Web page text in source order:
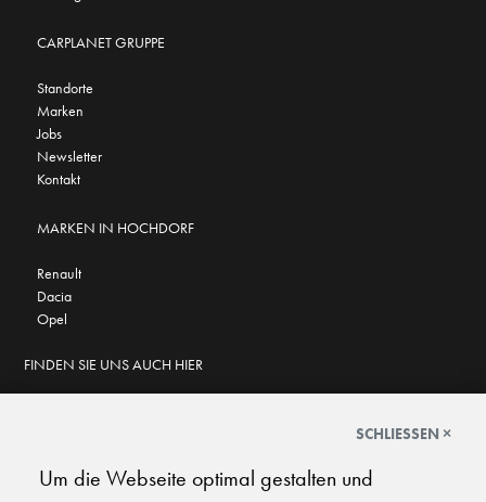
CARPLANET GRUPPE
Standorte
Marken
Jobs
Newsletter
Kontakt
MARKEN IN HOCHDORF
Renault
Dacia
Opel
FINDEN SIE UNS AUCH HIER
SCHLIESSEN ×
Um die Webseite optimal gestalten und